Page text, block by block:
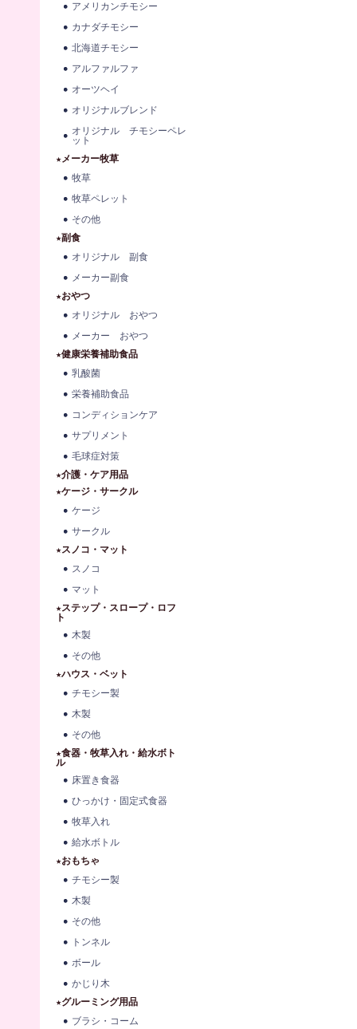
アメリカンチモシー
カナダチモシー
北海道チモシー
アルファルファ
オーツヘイ
オリジナルブレンド
オリジナル チモシーペレ
ット
★メーカー牧草
牧草
牧草ペレット
その他
★副食
オリジナル 副食
メーカー副食
★おやつ
オリジナル おやつ
メーカー おやつ
★健康栄養補助食品
乳酸菌
栄養補助食品
コンディションケア
サプリメント
毛球症対策
★介護・ケア用品
★ケージ・サークル
ケージ
サークル
★スノコ・マット
スノコ
マット
★ステップ・スロープ・ロフ
ト
木製
その他
★ハウス・ベット
チモシー製
木製
その他
★食器・牧草入れ・給水ボト
ル
床置き食器
ひっかけ・固定式食器
牧草入れ
給水ボトル
★おもちゃ
チモシー製
木製
その他
トンネル
ボール
かじり木
★グルーミング用品
ブラシ・コーム